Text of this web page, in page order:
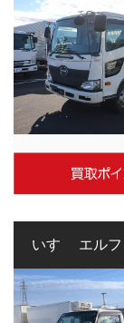
いすゞ エル